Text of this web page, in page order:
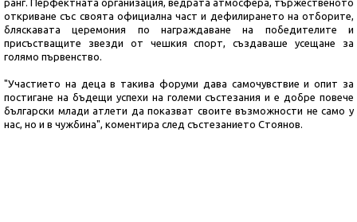
ранг. Перфектната организация, ведрата атмосфера, тържественото
откриване със своята официална част и дефилирането на отборите,
бляскавата церемония по награждаване на победителите и
присъстващите звезди от чешкия спорт, създаваше усещане за
голямо първенство.
"Участието на деца в такива форуми дава самочувствие и опит за
постигане на бъдещи успехи на големи състезания и е добре повече
български млади атлети да показват своите възможности не само у
нас, но и в чужбина", коментира след състезанието Стоянов.